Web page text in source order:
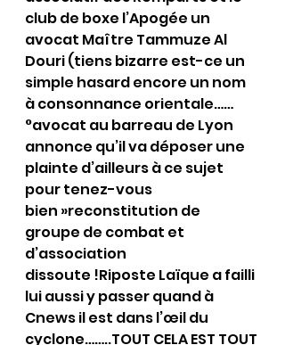
club de boxe l’Apogée un
avocat Maître Tammuze Al
Douri (tiens bizarre est-ce un
simple hasard encore un nom
à consonnance orientale……
°avocat au barreau de Lyon
annonce qu’il va déposer une
plainte d’ailleurs à ce sujet
pour tenez-vous
bien »reconstitution de
groupe de combat et
d’association
dissoute !Riposte Laïque a failli
lui aussi y passer quand à
Cnews il est dans l’œil du
cyclone……..TOUT CELA EST TOUT